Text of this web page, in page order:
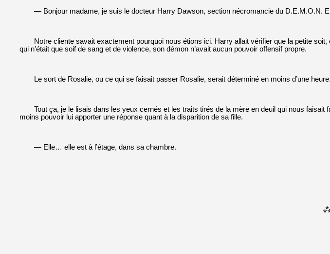
— Bonjour madame, je suis le docteur Harry Dawson, section nécromancie du D.E.M.O.N.
Notre cliente savait exactement pourquoi nous étions ici. Harry allait vérifier que la petite
qui n’était que soif de sang et de violence, son démon n’avait aucun pouvoir offensif propre.
Le sort de Rosalie, ou ce qui se faisait passer Rosalie, serait déterminé en moins d’une heure.
Tout ça, je le lisais dans les yeux cernés et les traits tirés de la mère en deuil qui nous faisait
moins pouvoir lui apporter une réponse quant à la disparition de sa fille.
— Elle… elle est à l’étage, dans sa chambre.